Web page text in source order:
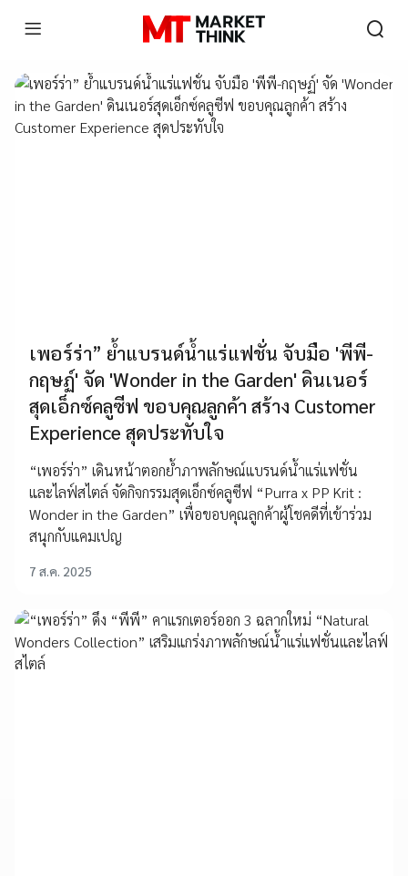
เพอร์ร่า” ย้ำแบรนด์น้ำแร่แฟชั่น จับมือ 'พีพี-
กฤษฏ์' จัด 'Wonder in the Garden' ดินเนอร์
สุดเอ็กซ์คลูซีฟ ขอบคุณลูกค้า สร้าง Customer
Experience สุดประทับใจ
“เพอร์ร่า” เดินหน้าตอกย้ำภาพลักษณ์แบรนด์น้ำแร่แฟชั่น
และไลฟ์สไตล์ จัดกิจกรรมสุดเอ็กซ์คลูซีฟ “Purra x PP Krit :
Wonder in the Garden” เพื่อขอบคุณลูกค้าผู้โชคดีที่เข้าร่วม
สนุกกับแคมเปญ
7 ส.ค. 2025